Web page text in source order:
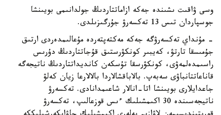
وسى ۋاقىت ىشىندە جەكە ازاماتتاردىڭ جولدانىمى بويىنشا
جوسپاردان تىس 13 تەكسەرۋ جۇرگىزىلدى.
- مۇنداي تەكسەرۋگە جەكە مەكتەپتەردە مۇعالىمدەردى ارتىق
جۇمىسقا تارتۋ، كەيبىر كونكۋرستىق قۇجاتتاردىڭ دۇرىس
راسىمدەلمەۋى، كونكۋرسقا تۇسكەن كانديداتتاردىڭ ناتيجەگە
قاناعاتتانباۋى سەبەپ. بالاباقشالاردا بالالارعا زيان كەلۋ
جاعدايلارى بويىنشا اتا-انالار شاعىمدانادى. تەكسەرۋ
ناتيجەسىندە 30 اكىمشىلىك ءىس قوزعالىپ، تەكسەرۋ